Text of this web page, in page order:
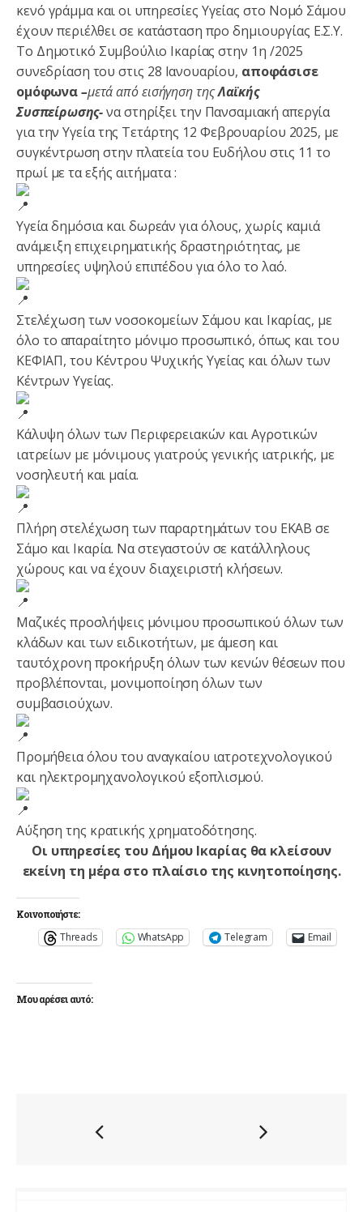
κενό γράμμα και οι υπηρεσίες Υγείας στο Νομό Σάμου
έχουν περιέλθει σε κατάσταση προ δημιουργίας Ε.Σ.Υ.
Το Δημοτικό Συμβούλιο Ικαρίας στην 1η /2025
συνεδρίαση του στις 28 Ιανουαρίου, αποφάσισε
ομόφωνα–μετά από εισήγηση τηςΛαϊκής
Συσπείρωσης-να στηρίξει την Πανσαμιακή απεργία
για την Υγεία της Τετάρτης 12 Φεβρουαρίου 2025, με
συγκέντρωση στην πλατεία του Ευδήλου στις 11 το
πρωί με τα εξής αιτήματα :
Υγεία δημόσια και δωρεάν για όλους, χωρίς καμιά
ανάμειξη επιχειρηματικής δραστηριότητας, με
υπηρεσίες υψηλού επιπέδου για όλο το λαό.
Στελέχωση των νοσοκομείων Σάμου και Ικαρίας, με
όλο το απαραίτητο μόνιμο προσωπικό, όπως και του
ΚΕΦΙΑΠ, του Κέντρου Ψυχικής Υγείας και όλων των
Κέντρων Υγείας.
Κάλυψη όλων των Περιφερειακών και Αγροτικών
ιατρείων με μόνιμους γιατρούς γενικής ιατρικής, με
νοσηλευτή και μαία.
Πλήρη στελέχωση των παραρτημάτων του ΕΚΑΒ σε
Σάμο και Ικαρία. Να στεγαστούν σε κατάλληλους
χώρους και να έχουν διαχειριστή κλήσεων.
Μαζικές προσλήψεις μόνιμου προσωπικού όλων των
κλάδων και των ειδικοτήτων, με άμεση και
ταυτόχρονη προκήρυξη όλων των κενών θέσεων που
προβλέπονται, μονιμοποίηση όλων των
συμβασιούχων.
Προμήθεια όλου του αναγκαίου ιατροτεχνολογικού
και ηλεκτρομηχανολογικού εξοπλισμού.
Αύξηση της κρατικής χρηματοδότησης.
Οι υπηρεσίες του Δήμου Ικαρίας θα κλείσουν
εκείνη τη μέρα στο πλαίσιο της κινητοποίησης.
Κοινοποιήστε:
Threads WhatsApp Telegram Email
Μου αρέσει αυτό: